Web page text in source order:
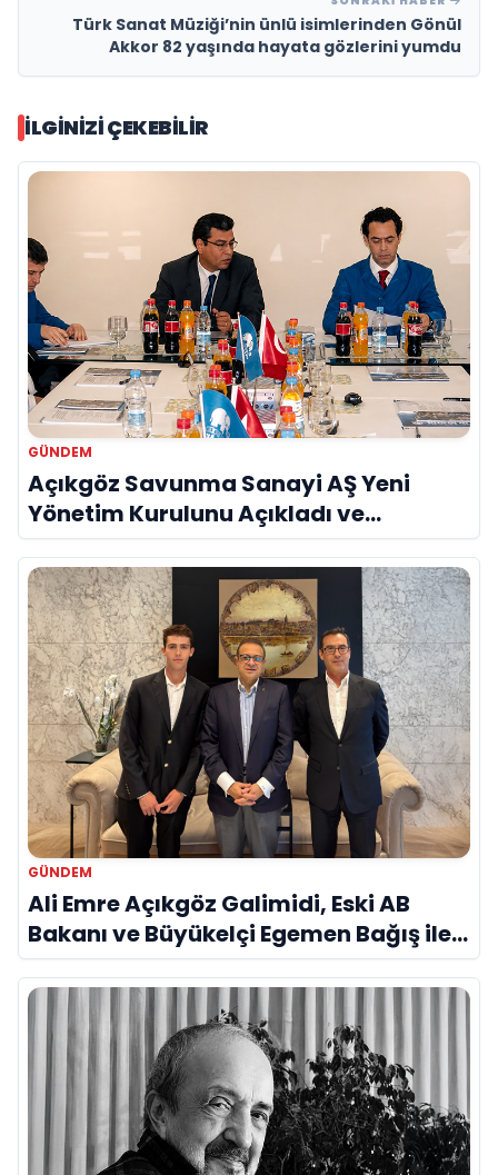
Türk Sanat Müziği’nin ünlü isimlerinden Gönül
Akkor 82 yaşında hayata gözlerini yumdu
İLGINIZI ÇEKEBILIR
GÜNDEM
Açıkgöz Savunma Sanayi AŞ Yeni
Yönetim Kurulunu Açıkladı ve
Savunma Sanayinde Küresel Vizyon
Vurgusu
GÜNDEM
Ali Emre Açıkgöz Galimidi, Eski AB
Bakanı ve Büyükelçi Egemen Bağış ile
Bir Araya Geldi